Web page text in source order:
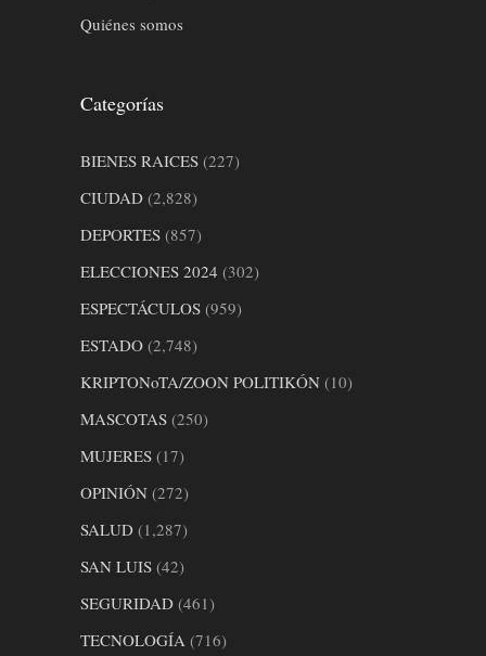
Quiénes somos
Categorías
BIENES RAICES (227)
CIUDAD (2,828)
DEPORTES (857)
ELECCIONES 2024 (302)
ESPECTÁCULOS (959)
ESTADO (2,748)
KRIPTONoTA/ZOON POLITIKÓN (10)
MASCOTAS (250)
MUJERES (17)
OPINIÓN (272)
SALUD (1,287)
SAN LUIS (42)
SEGURIDAD (461)
TECNOLOGÍA (716)